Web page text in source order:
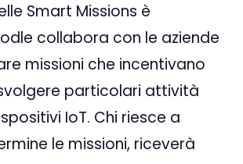
Smart Missions è
collabora con le aziende
missioni che incentivano
particolari attività
IoT. Chi riesce a
le missioni, riceverà